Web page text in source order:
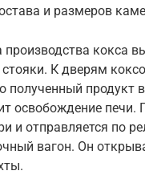
и размеров
производства кокса
К дверям
полученный продукт
освобождение печи.
и отправляется по
вагон. Он